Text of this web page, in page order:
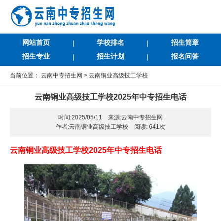
网站首页 | 学校排名 |
招生简章
招生专业
| 招生计划 | 报名问答
当前位置： 云南中专招生网 > 云南铜业高级技工学校
云南铜业高级技工学校2025年中专招生电话
时间:2025/05/11 来源:云南中专招生网
作者:云南铜业高级技工学校 阅读: 641次
云南铜业高级技工学校2025年中专招生电话